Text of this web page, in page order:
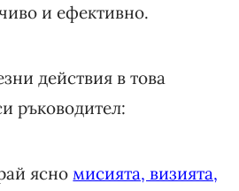
и ефективно.
действия в това
ръководител:
ясномисията, визията,